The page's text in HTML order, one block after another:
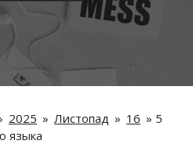
2025 » Листопад » 16 » 5
языка